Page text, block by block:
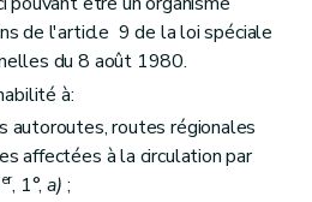
de l'article 9 de la loi spéciale
du 8 août 1980.
à:
autoroutes, routes régionales
affectées à la circulation par
er, 1°,a) ;